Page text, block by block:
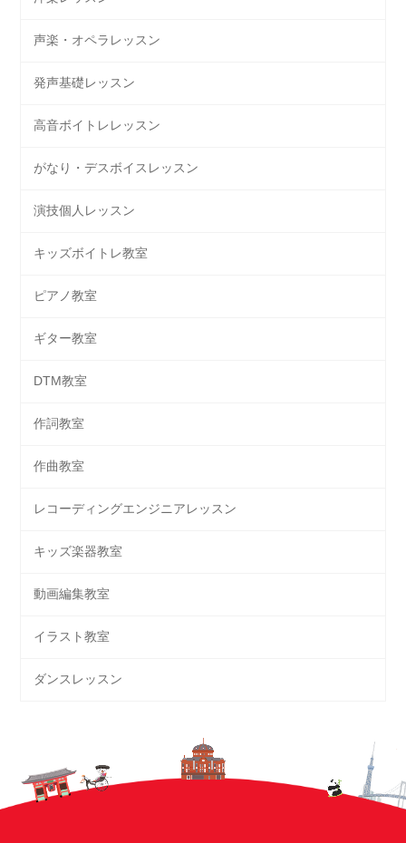
声楽・オペラレッスン
発声基礎レッスン
高音ボイトレレッスン
がなり・デスボイスレッスン
演技個人レッスン
キッズボイトレ教室
ピアノ教室
ギター教室
DTM教室
作詞教室
作曲教室
レコーディングエンジニアレッスン
キッズ楽器教室
動画編集教室
イラスト教室
ダンスレッスン